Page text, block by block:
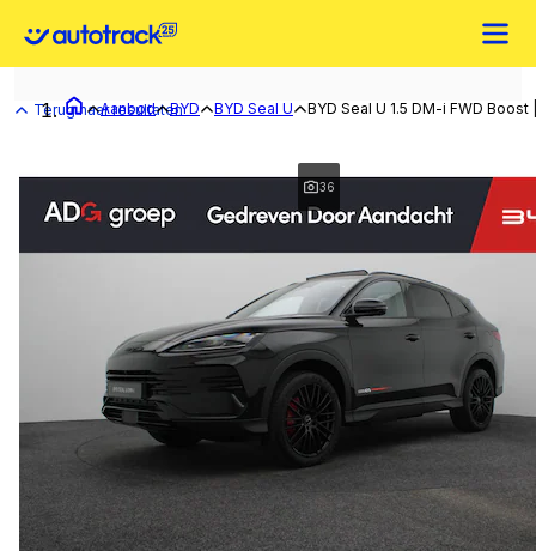
Terug naar resultaten
Aanbod BYD BYD Seal U BYD Seal U 1.5 DM-i FWD
36